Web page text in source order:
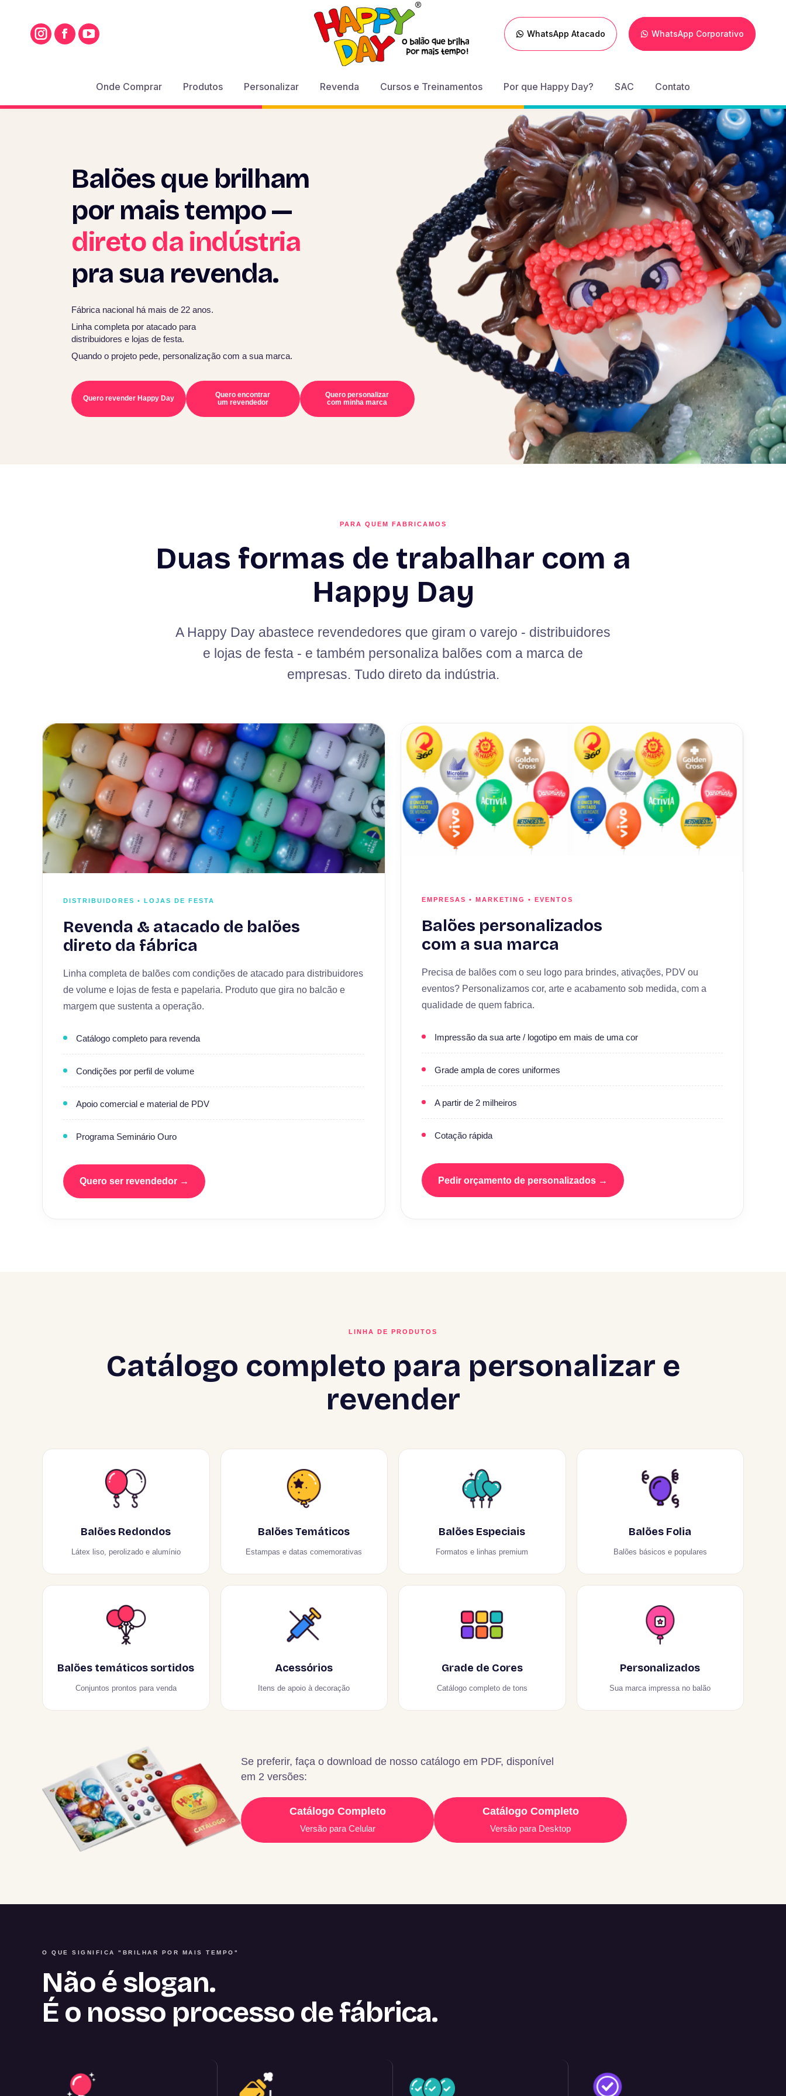
WhatsApp Atacado WhatsApp Corporativo
Onde Comprar Produtos Personalizar Revenda Cursos e Treinamentos Por que Happy Day? SAC Contato
Balões que brilham
por mais tempo —
direto da indústria
pra sua revenda.
Fábrica nacional há mais de 22 anos.
Linha completa por atacado para
distribuidores e lojas de festa.
Quando o projeto pede, personalização com a sua marca.
Quero revender Happy Day
Quero encontrar
um revendedor
Quero personalizar
com minha marca
PARA QUEM FABRICAMOS
Duas formas de trabalhar com a
Happy Day
A Happy Day abastece revendedores que giram o varejo - distribuidores
e lojas de festa - e também personaliza balões com a marca de
empresas. Tudo direto da indústria.
DISTRIBUIDORES • LOJAS DE FESTA
Revenda & atacado de balões
direto da fábrica
Linha completa de balões com condições de atacado para distribuidores
de volume e lojas de festa e papelaria. Produto que gira no balcão e
margem que sustenta a operação.
Catálogo completo para revenda
Condições por perfil de volume
Apoio comercial e material de PDV
Programa Seminário Ouro
Quero ser revendedor →
EMPRESAS • MARKETING • EVENTOS
Balões personalizados
com a sua marca
Precisa de balões com o seu logo para brindes, ativações, PDV ou
eventos? Personalizamos cor, arte e acabamento sob medida, com a
qualidade de quem fabrica.
Impressão da sua arte / logotipo em mais de uma cor
Grade ampla de cores uniformes
A partir de 2 milheiros
Cotação rápida
Pedir orçamento de personalizados →
LINHA DE PRODUTOS
Catálogo completo para personalizar e
revender
Balões Redondos
Látex liso, perolizado e alumínio
Balões Temáticos
Estampas e datas comemorativas
Balões Especiais
Formatos e linhas premium
Balões Folia
Balões básicos e populares
Balões temáticos sortidos
Conjuntos prontos para venda
Acessórios
Itens de apoio à decoração
Grade de Cores
Catálogo completo de tons
Personalizados
Sua marca impressa no balão
Se preferir, faça o download de nosso catálogo em PDF, disponível
em 2 versões:
Catálogo Completo
Versão para Celular
Catálogo Completo
Versão para Desktop
O QUE SIGNIFICA "BRILHAR POR MAIS TEMPO"
Não é slogan.
É o nosso processo de fábrica.